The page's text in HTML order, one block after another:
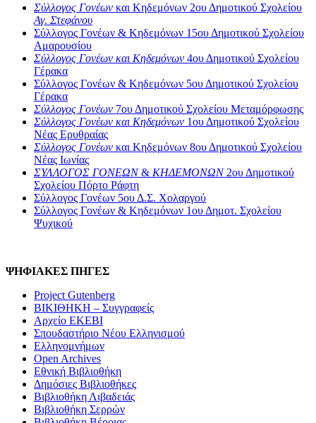
Σύλλογος Γονέων και Κηδεμόνων 2ου Δημοτικού Σχολείου
Αγ. Στεφάνου
Σύλλογος Γονέων & Κηδεμόνων 15ου Δημοτικού Σχολείου
Αμαρουσίου
Σύλλογος Γονέων και Κηδεμόνων 4ου Δημοτικού Σχολείου
Γέρακα
Σύλλογος Γονέων & Κηδεμόνων 5ου Δημοτικού Σχολείου
Γέρακα
Σύλλογος Γονέων 7ου Δημοτικού Σχολείου Μεταμόρφωσης
Σύλλογος Γονέων και Κηδεμόνων 1ου Δημοτικού Σχολείου
Νέας Ερυθραίας
Σύλλογος Γονέων και Κηδεμόνων 8ου Δημοτικού Σχολείου
Νέας Ιωνίας
ΣΥΛΛΟΓΟΣ ΓΟΝΕΩΝ& ΚΗΔΕΜΟΝΩΝ2ου Δημοτικού
Σχολείου Πόρτο Ράφτη
Σύλλογος Γονέων 5ου Δ.Σ. Χολαργού
Σύλλογος Γονέων & Κηδεμόνων 1ου Δημοτ. Σχολείου
Ψυχικού
ΨΗΦΙΑΚΕΣ ΠΗΓΕΣ
Project Gutenberg
ΒΙΚΙΘΗΚΗ – Συγγραφείς
Αρχείο ΕΚΕΒΙ
Σπουδαστήριο Νέου Ελληνισμού
Ελληνομνήμων
Open Archives
Εθνική Βιβλιοθήκη
Δημόσιες Βιβλιοθήκες
Βιβλιοθήκη Λιβαδειάς
Βιβλιοθήκη Σερρών